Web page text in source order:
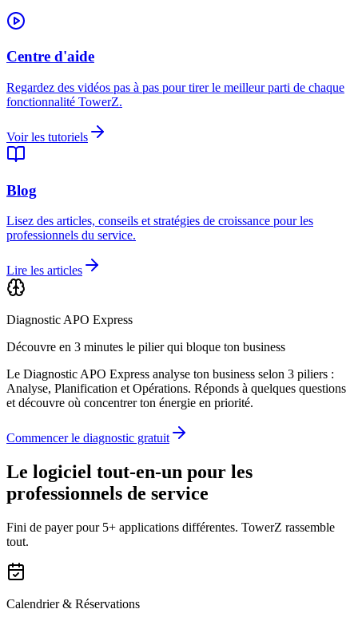
Centre d'aide
Regardez des vidéos pas à pas pour tirer le meilleur parti de chaque
fonctionnalité TowerZ.
Voir les tutoriels
Blog
Lisez des articles, conseils et stratégies de croissance pour les
professionnels du service.
Lire les articles
Diagnostic APO Express
Découvre en 3 minutes le pilier qui bloque ton business
Le Diagnostic APO Express analyse ton business selon 3 piliers :
Analyse, Planification et Opérations. Réponds à quelques questions
et découvre où concentrer ton énergie en priorité.
Commencer le diagnostic gratuit
Le logiciel tout-en-un pour les
professionnels de service
Fini de payer pour 5+ applications différentes. TowerZ rassemble
tout.
Calendrier & Réservations